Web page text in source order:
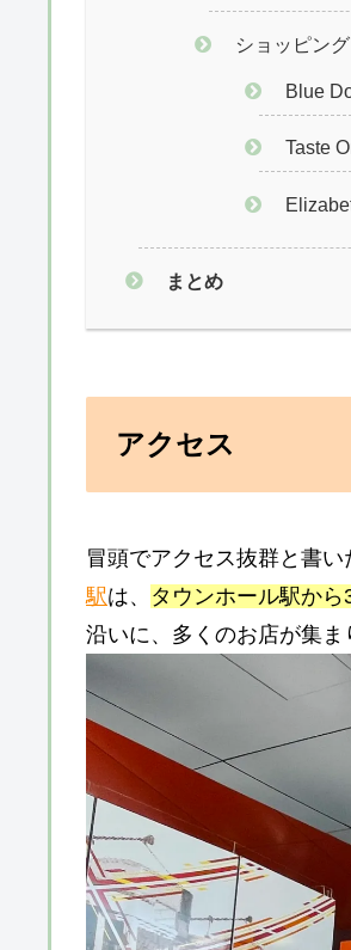
ショッピング
Blue
Taste
まとめ
アクセス
冒頭でアクセス抜群と書
駅は、 タウンホール駅から
沿いに、多くのお店が集ま